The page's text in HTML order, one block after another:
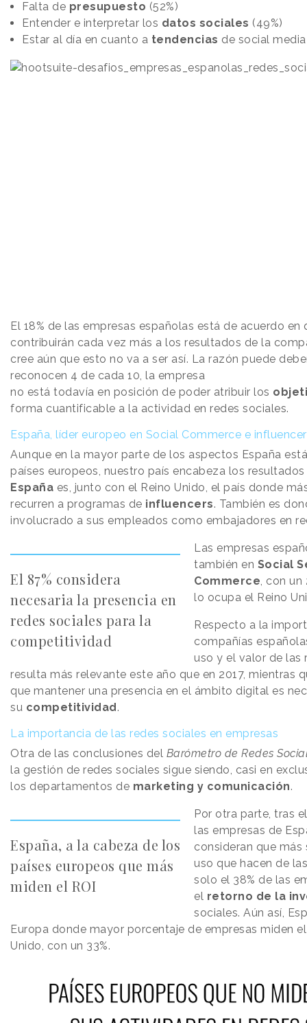
Falta de presupuesto (52%)
Entender e interpretar los datos sociales (49%)
Estar al día en cuanto a tendencias de social
El 18% de las empresas españolas está de acuerdo en
contribuirán cada vez más a los resultados de la
cree aún que esto no va a ser así. La razón puede
reconocen 4 de cada 10, la empresa
no está todavía en posición de poder atribuir los
forma cuantificable a la actividad en redes sociales.
España, líder europeo en Social Commerce e
Aunque en la mayor parte de los aspectos España
países europeos, nuestro país encabeza los
España es, junto con el Reino Unido, el país donde
recurren a programas de influencers. También es
involucrado a sus empleados como embajadores en
El 87% considera
necesaria la presencia en
redes sociales para la
competitividad
Las empresas
también en Social
Commerce , con
lo ocupa el Reino
Respecto a la
compañías
uso y el valor de las
resulta más relevante este año que en 2017, mientras
que mantener una presencia en el ámbito digital es
su competitividad.
La importancia de las redes sociales en empresas
Otra de las conclusiones del Barómetro de Redes
la gestión de redes sociales sigue siendo, casi en
los departamentos de marketing y comunicación.
España, a la cabeza de los
países europeos que más
miden el ROI
Por otra parte, tras
las empresas de
consideran que más
uso que hacen de
solo el 38% de las
el retorno de la
sociales. Aún así,
Europa donde mayor porcentaje de empresas miden
Unido, con un 33%.